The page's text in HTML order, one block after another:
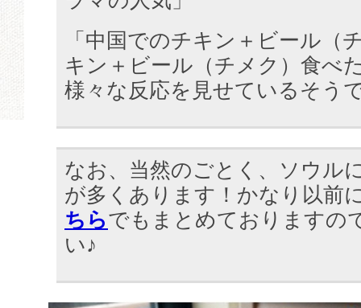
「中国でのチキン＋ビール（
キン＋ビール（チメク）食べ
様々な反応を見せているそう
なお、当然のごとく、ソウル
が多くあります！かなり以前
ちらでもまとめておりますの
い♪